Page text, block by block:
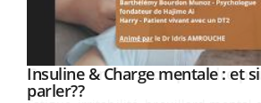
Youtube
Insuline & Charge mentale : et
parler??Youtube